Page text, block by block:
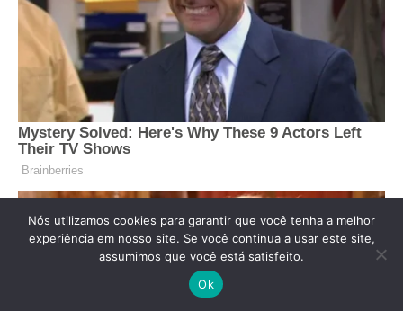
Nós utilizamos cookies para garantir que você tenha a melhor
experiência em nosso site. Se você continua a usar este site,
assumimos que você está satisfeito.
Ok